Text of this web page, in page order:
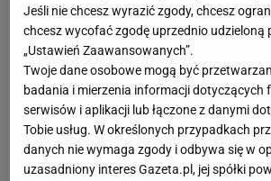
Jeśli nie chcesz wyrazić zgody, chcesz
chcesz wycofać zgodę uprzednio udzieloną
„Ustawień Zaawansowanych”.
Twoje dane osobowe mogą być
badania i mierzenia informacji dotyczących
serwisów i aplikacji lub łączone z danymi
Tobie usług. W określonych przypadkach
danych nie wymaga zgody i odbywa się w
uzasadniony interes Gazeta.pl, jej spółki